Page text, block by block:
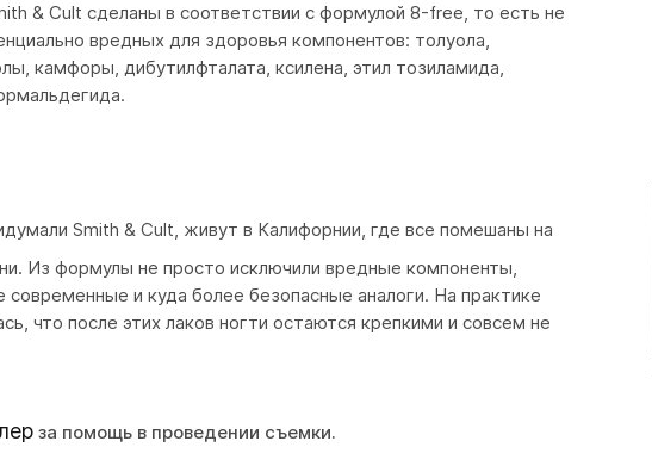
& Cult сделаны в соответствии с формулой 8-free, то есть не
вредных для здоровья компонентов: толуола,
камфоры, дибутилфталата, ксилена, этил тозиламида,
Smith & Cult, живут в Калифорнии, где все помешаны на
Из формулы не просто исключили вредные компоненты,
современные и куда более безопасные аналоги. На практике
что после этих лаков ногти остаются крепкими и совсем не
за помощь в проведении съемки.